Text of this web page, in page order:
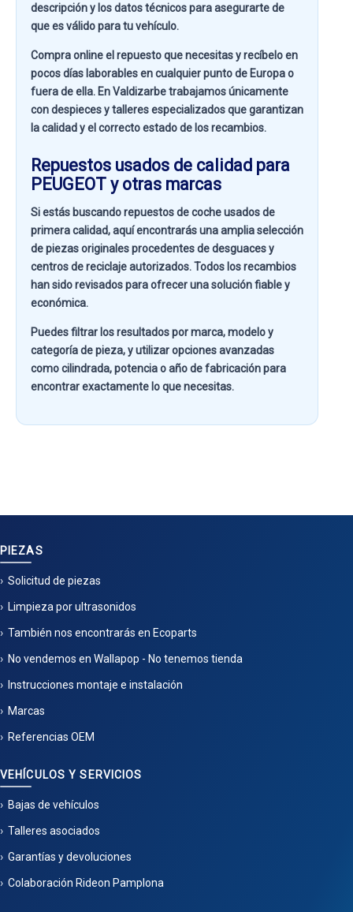
descripción y los datos técnicos para asegurarte de
que es válido para tu vehículo.
Compra online el repuesto que necesitas y recíbelo en
pocos días laborables en cualquier punto de Europa o
fuera de ella. EnValdizarbetrabajamos únicamente
con despieces y talleres especializados que garantizan
la calidad y el correcto estado de los recambios.
Repuestos usados de calidad para
PEUGEOT y otras marcas
Si estás buscandorepuestos de coche usados de
primera calidad, aquí encontrarás una amplia selección
de piezas originales procedentes de desguaces y
centros de reciclaje autorizados. Todos los recambios
han sido revisados para ofrecer una solución fiable y
económica.
Puedes filtrar los resultados pormarca, modelo y
categoría de pieza, y utilizar opciones avanzadas
comocilindrada, potencia o año de fabricaciónpara
encontrar exactamente lo que necesitas.
PIEZAS
Solicitud de piezas
Limpieza por ultrasonidos
También nos encontrarás en Ecoparts
No vendemos en Wallapop - No tenemos tienda
Instrucciones montaje e instalación
Marcas
Referencias OEM
VEHÍCULOS Y SERVICIOS
Bajas de vehículos
Talleres asociados
Garantías y devoluciones
Colaboración Rideon Pamplona